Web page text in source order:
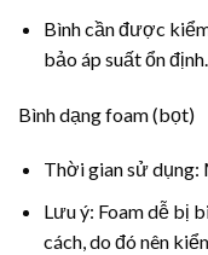
Bình cần được
bảo áp suất ổn định.
Bình dạng foam (bọt)
Thời gian sử dụng:
Lưu ý: Foam dễ bị
cách, do đó nên